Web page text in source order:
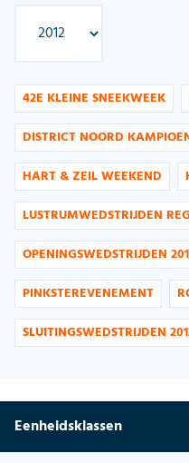
42E KLEINE SNEEKWEEK
DISTRICT NOORD
HART & ZEIL WEEKEND
LUSTRUMWEDSTRIJDEN
OPENINGSWEDSTRIJDEN
PINKSTEREVENEMENT
SLUITINGSWEDSTRIJDEN
Eenheidsklassen